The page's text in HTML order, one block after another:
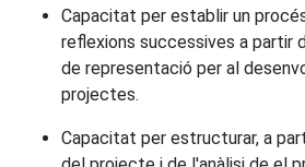
Capacitat per establir un
reflexions successives a partir
de representació per al
projectes.
Capacitat per estructurar, a